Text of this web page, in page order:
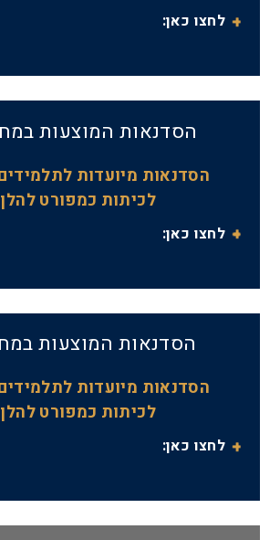
לחצו כאן:
הסדנאות המוצעות
הסדנאות מיועדות
לכיתות כמפורט
לחצו כאן:
הסדנאות המוצעות
הסדנאות מיועדות
לכיתות כמפורט
לחצו כאן: